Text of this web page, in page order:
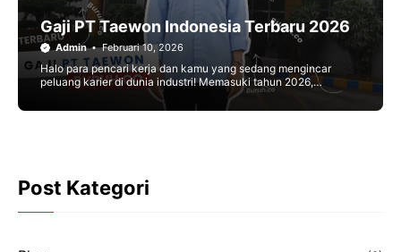
Gaji PT Taewon Indonesia Terbaru 2026
Admin Februari 10, 2026
Halo para pencari kerja dan kamu yang sedang mengincar
peluang karier di dunia industri! Memasuki tahun 2026,
persaingan di dunia kerja semakin ketat, namun sektor
Post Kategori